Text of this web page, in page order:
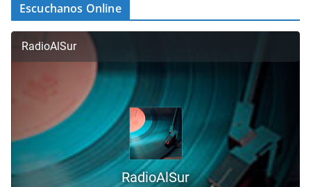
Escuchanos Online